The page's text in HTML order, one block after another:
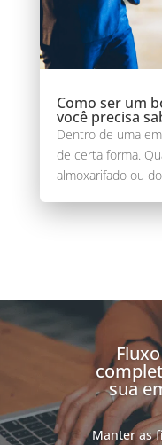
Como ser um
você precisa
Dentro de uma
de certa forma.
almoxarifado ou do
sua
Manter as